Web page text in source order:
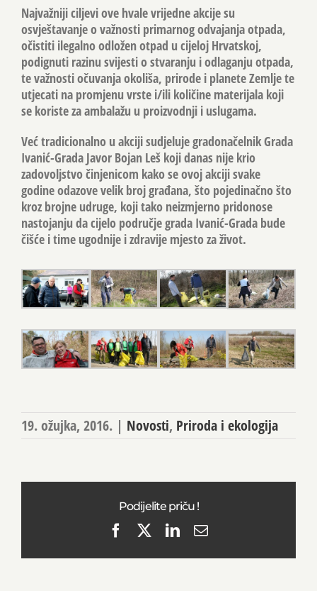
Najvažniji ciljevi ove hvale vrijedne akcije su
osvještavanje o važnosti primarnog odvajanja otpada,
očistiti ilegalno odložen otpad u cijeloj Hrvatskoj,
podignuti razinu svijesti o stvaranju i odlaganju otpada,
te važnosti očuvanja okoliša, prirode i planete Zemlje te
utjecati na promjenu vrste i/ili količine materijala koji
se koriste za ambalažu u proizvodnji i uslugama.
Već tradicionalno u akciji sudjeluje gradonačelnik Grada
Ivanić-Grada Javor Bojan Leš koji danas nije krio
zadovoljstvo činjenicom kako se ovoj akciji svake
godine odazove velik broj građana, što pojedinačno što
kroz brojne udruge, koji tako neizmjerno pridonose
nastojanju da cijelo područje grada Ivanić-Grada bude
čišće i time ugodnije i zdravije mjesto za život.
19. ožujka, 2016. | Novosti, Priroda i ekologija
Podijelite priču !
FacebookLinkedIn
Email